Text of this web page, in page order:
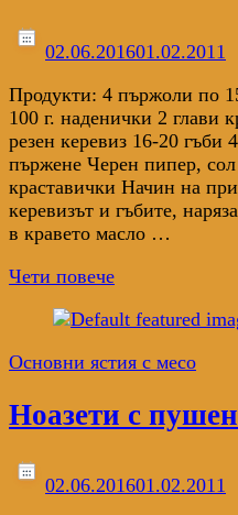
02.06.201601.02.2011
Продукти: 4 пържоли по
100 г. наденички 2 глави
резен керевиз 16-20 гъби
пърже­не Черен пипер,
краставички Начин на
керевизът и гъбите,
в кравето масло …
Чети повече
Основни ястия с месо
Ноазети с
02.06.201601.02.2011